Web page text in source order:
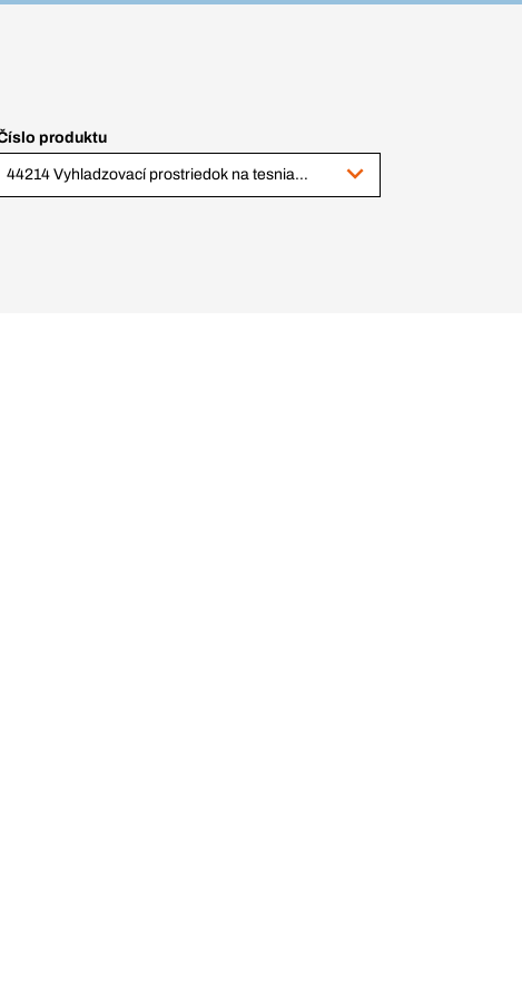
produktu
44214 Vyhladzovací prostriedok na tesniace tmely, 5 l bandaska